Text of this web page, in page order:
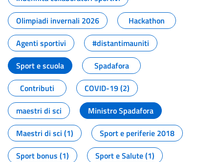
Olimpiadi invernali 2026
Hackathon
Agenti sportivi
#distantimauniti
Sport e scuola
Spadafora
Contributi
COVID-19 (2)
maestri di sci
Ministro Spadafora
Maestri di sci (1)
Sport e periferie 2018
Sport bonus (1)
Sport e Salute (1)